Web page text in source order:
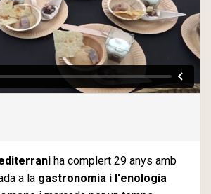
ha complert 29 anys amb
a la gastronomia i l'enologia